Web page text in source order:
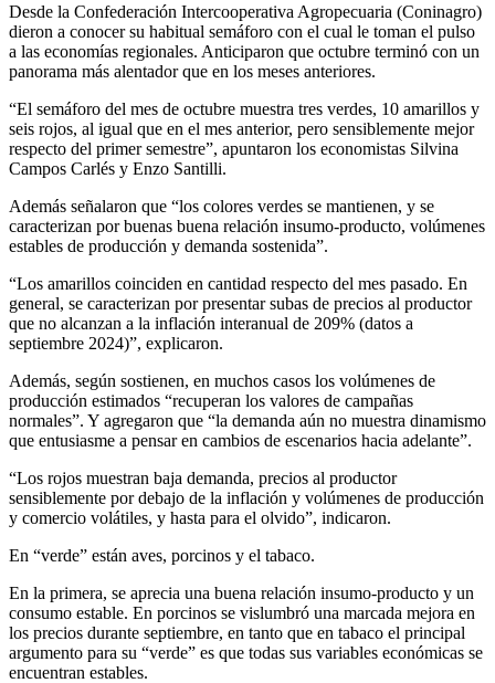
Desde la Confederación Intercooperativa Agropecuaria (Coninagro)
dieron a conocer su habitual semáforo con el cual le toman el pulso
a las economías regionales. Anticiparon que octubre terminó con un
panorama más alentador que en los meses anteriores.
“El semáforo del mes de octubre muestra tres verdes, 10 amarillos y
seis rojos, al igual que en el mes anterior, pero sensiblemente mejor
respecto del primer semestre”, apuntaron los economistas Silvina
Campos Carlés y Enzo Santilli.
Además señalaron que “los colores verdes se mantienen, y se
caracterizan por buenas buena relación insumo-producto, volúmenes
estables de producción y demanda sostenida”.
“Los amarillos coinciden en cantidad respecto del mes pasado. En
general, se caracterizan por presentar subas de precios al productor
que no alcanzan a la inflación interanual de 209% (datos a
septiembre 2024)”, explicaron.
Además, según sostienen, en muchos casos los volúmenes de
producción estimados “recuperan los valores de campañas
normales”. Y agregaron que “la demanda aún no muestra dinamismo
que entusiasme a pensar en cambios de escenarios hacia adelante”.
“Los rojos muestran baja demanda, precios al productor
sensiblemente por debajo de la inflación y volúmenes de producción
y comercio volátiles, y hasta para el olvido”, indicaron.
En “verde” están aves, porcinos y el tabaco.
En la primera, se aprecia una buena relación insumo-producto y un
consumo estable. En porcinos se vislumbró una marcada mejora en
los precios durante septiembre, en tanto que en tabaco el principal
argumento para su “verde” es que todas sus variables económicas se
encuentran estables.